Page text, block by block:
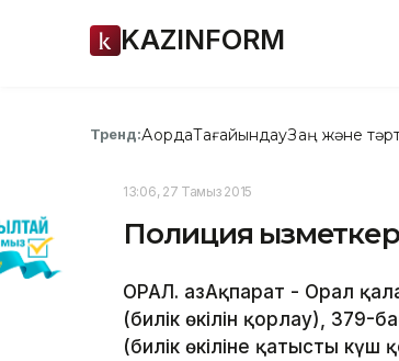
KAZINFORM
Тренд:АқордаТағайындауЗаң және
13:06, 27 Тамыз 2015
Полиция
ОРАЛ. ҚазАқпарат - Орал
(билік өкілін қорлау), 379-
(билік өкіліне қатысты